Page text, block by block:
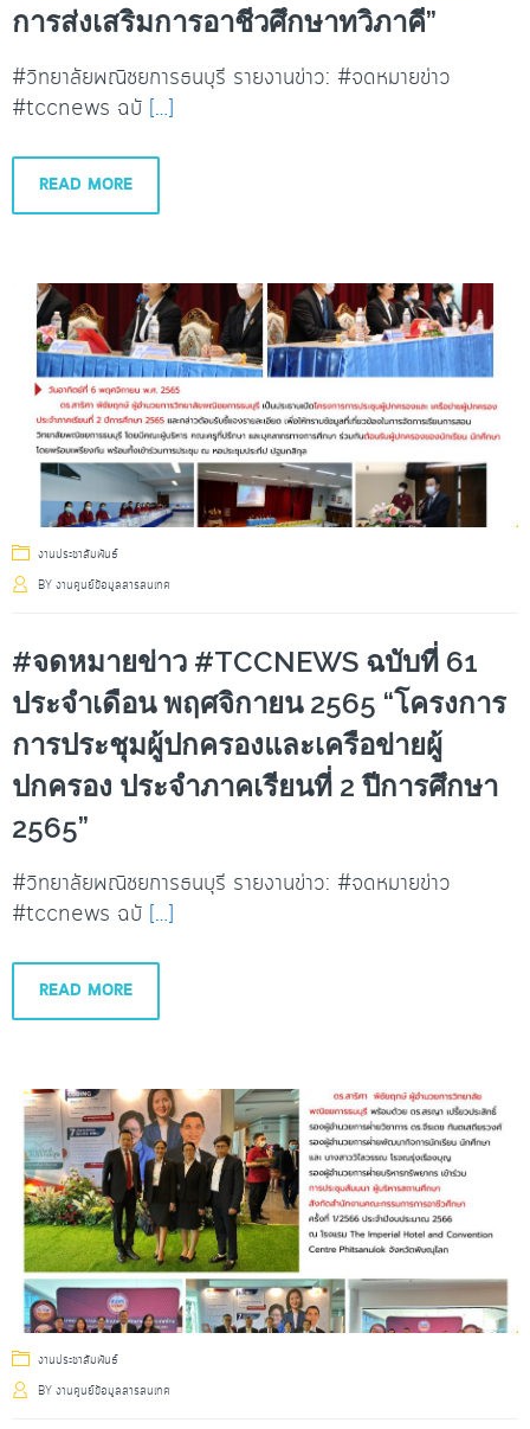
การส่งเสริมการอาชีวศึกษาทวิภาคี”
#วิทยาลัยพณิชยการธนบุรี รายงานข่าว: #จดหมายข่าว
#tccnews ฉบั […]
READ MORE
งานประชาสัมพันธ์
BY งานศูนย์ข้อมูลสารสนเทศ
#จดหมายข่าว #TCCNEWS ฉบับที่ 61
ประจำเดือน พฤศจิกายน 2565 “โครงการ
การประชุมผู้ปกครองและเครือข่ายผู้
ปกครอง ประจำภาคเรียนที่ 2 ปีการศึกษา
2565”
#วิทยาลัยพณิชยการธนบุรี รายงานข่าว: #จดหมายข่าว
#tccnews ฉบั […]
READ MORE
งานประชาสัมพันธ์
BY งานศูนย์ข้อมูลสารสนเทศ